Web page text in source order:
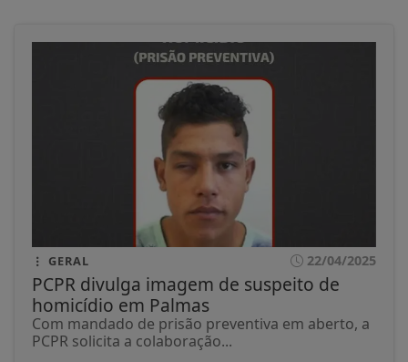
GERAL 22/04/2025
PCPR divulga imagem de suspeito de
homicídio em Palmas
Com mandado de prisão preventiva em aberto, a
PCPR solicita a colaboração...